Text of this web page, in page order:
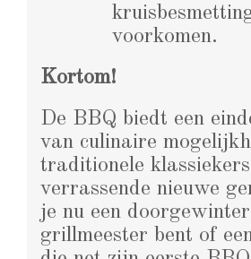
voorkomen.
Kortom!
De BBQ biedt een
van culinaire
traditionele
verrassende nieuwe
je nu een
grillmeester bent of